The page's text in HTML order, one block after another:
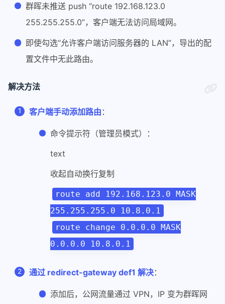
群晖未推送 push “route 192.168.123.0
255.255.255.0”，客户端无法访问局域网。
即使勾选“允许客户端访问服务器的 LAN”，导出的配
置文件中无此路由。
解决方法
客户端手动添加路由 ：
命令提示符（管理员模式）：
text
收起自动换行复制
route add 192.168.123.0 MASK
255.255.255.0 10.8.0.1
route change 0.0.0.0 MASK
0.0.0.0 10.8.0.1
通过 redirect-gateway def1 解决：
添加后，公网流量通过 VPN，IP 变为群晖网